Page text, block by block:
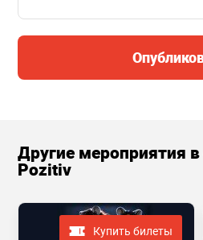
Другие мероприятия
Pozitiv
Купить билеты